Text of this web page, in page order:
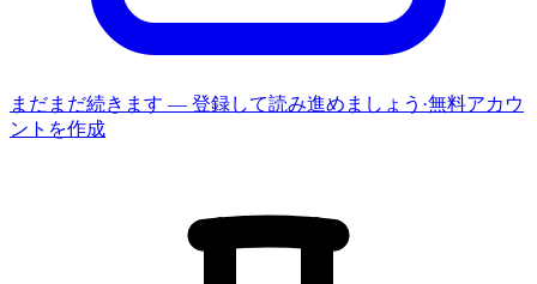
まだまだ続きます — 登録して読み進めましょう ·無料アカウ
ントを作成